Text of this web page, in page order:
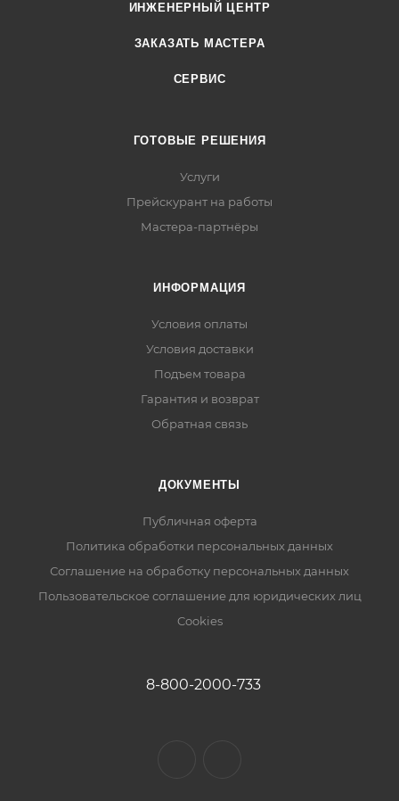
ИНЖЕНЕРНЫЙ ЦЕНТР
ЗАКАЗАТЬ МАСТЕРА
СЕРВИС
ГОТОВЫЕ РЕШЕНИЯ
Услуги
Прейскурант на работы
Мастера-партнёры
ИНФОРМАЦИЯ
Условия оплаты
Условия доставки
Подъем товара
Гарантия и возврат
Обратная связь
ДОКУМЕНТЫ
Публичная оферта
Политика обработки персональных данных
Соглашение на обработку персональных данных
Пользовательское соглашение для юридических лиц
Cookies
8-800-2000-733